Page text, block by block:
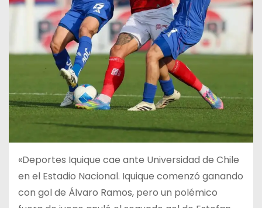
«Deportes Iquique cae ante Universidad de Chile
en el Estadio Nacional. Iquique comenzó ganando
con gol de Álvaro Ramos, pero un polémico